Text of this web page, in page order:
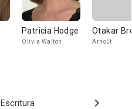
Patricia Hodge
Olivia Walton
Otakar
Arnošt
Escritura